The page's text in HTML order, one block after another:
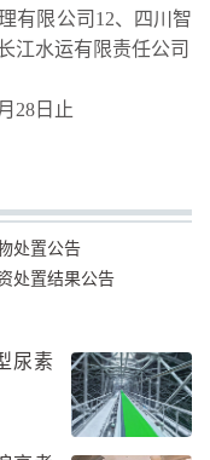
有限公司12、四川智
江水运有限责任公司
月 28 日止
处置公告
处置结果公告
尿素